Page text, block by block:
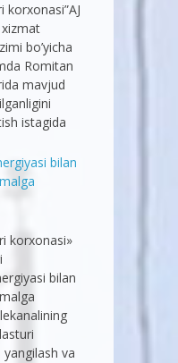
bo’yicha
Romitan
mavjud
istagida
bilan
korxonasi»
bilan
va